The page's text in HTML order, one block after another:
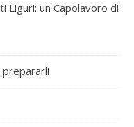
Liguri: un Capolavoro di
prepararli